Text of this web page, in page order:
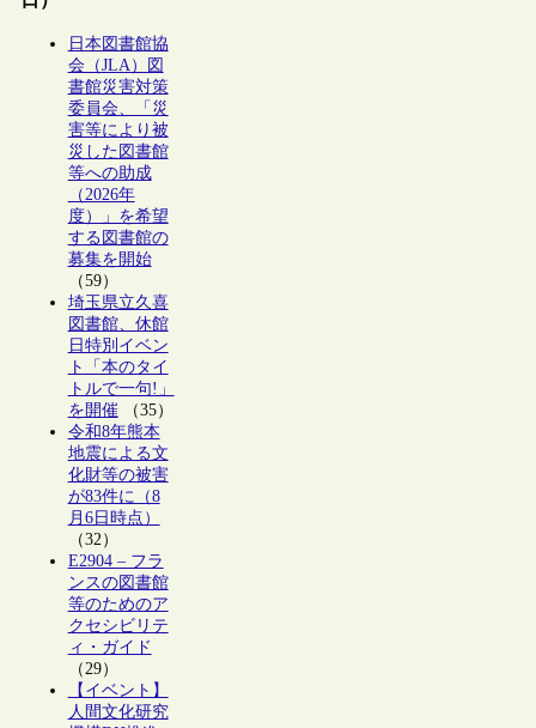
日本図書館協
会（JLA）図
書館災害対策
委員会、「災
害等により被
災した図書館
等への助成
（2026年
度）」を希望
する図書館の
募集を開始
（59）
埼玉県立久喜
図書館、休館
日特別イベン
ト「本のタイ
トルで一句!」
を開催（35）
令和8年熊本
地震による文
化財等の被害
が83件に（8
月6日時点）
（32）
E2904 – フラ
ンスの図書館
等のためのア
クセシビリテ
ィ・ガイド
（29）
【イベント】
人間文化研究